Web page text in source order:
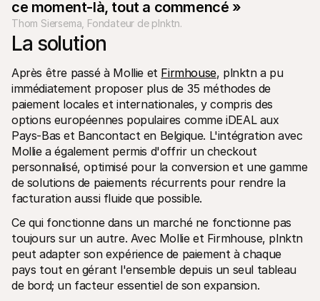
ce moment-là, tout a commencé »
Thom Siersema, Fondateur de plnktn.
La solution
Après être passé à Mollie et Firmhouse, plnktn a pu
immédiatement proposer plus de 35 méthodes de
paiement locales et internationales, y compris des
options européennes populaires comme iDEAL aux
Pays-Bas et Bancontact en Belgique. L'intégration avec
Mollie a également permis d'offrir un checkout
personnalisé, optimisé pour la conversion et une gamme
de solutions de paiements récurrents pour rendre la
facturation aussi fluide que possible.
Ce qui fonctionne dans un marché ne fonctionne pas
toujours sur un autre. Avec Mollie et Firmhouse, plnktn
peut adapter son expérience de paiement à chaque
pays tout en gérant l'ensemble depuis un seul tableau
de bord; un facteur essentiel de son expansion.